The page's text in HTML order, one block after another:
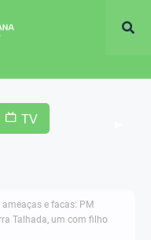
TV
e facas: PM
Talhada, um com filho